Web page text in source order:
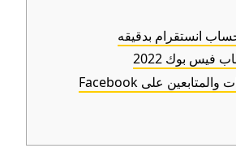
انستقرام بدقيقه
فيس بوك 2022
شراء الإعجابات والمتابعين على Facebook